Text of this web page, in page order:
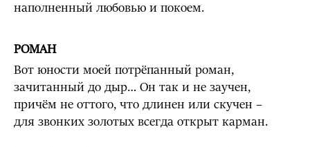
наполненный любовью и покоем.
РОМАН
Вот юности моей потрёпанный роман,
зачитанный до дыр… Он так и не заучен,
причём не оттого, что длинен или скучен –
для звонких золотых всегда открыт карман.